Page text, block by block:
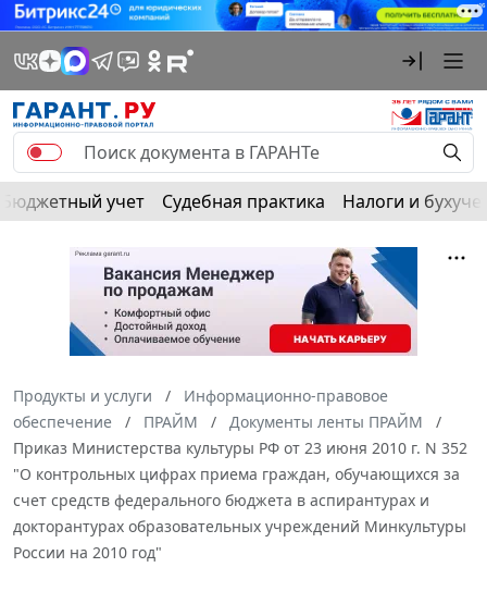
Бюджетный учет Судебная практика Налоги и
Продукты и услуги
Информационно-правовое
обеспечение
ПРАЙМ
Документы ленты ПРАЙМ
Приказ Министерства культуры РФ от 23 июня 2010 г. N 352
"О контрольных цифрах приема граждан, обучающихся за
счет средств федерального бюджета в аспирантурах и
докторантурах образовательных учреждений Минкультуры
России на 2010 год"